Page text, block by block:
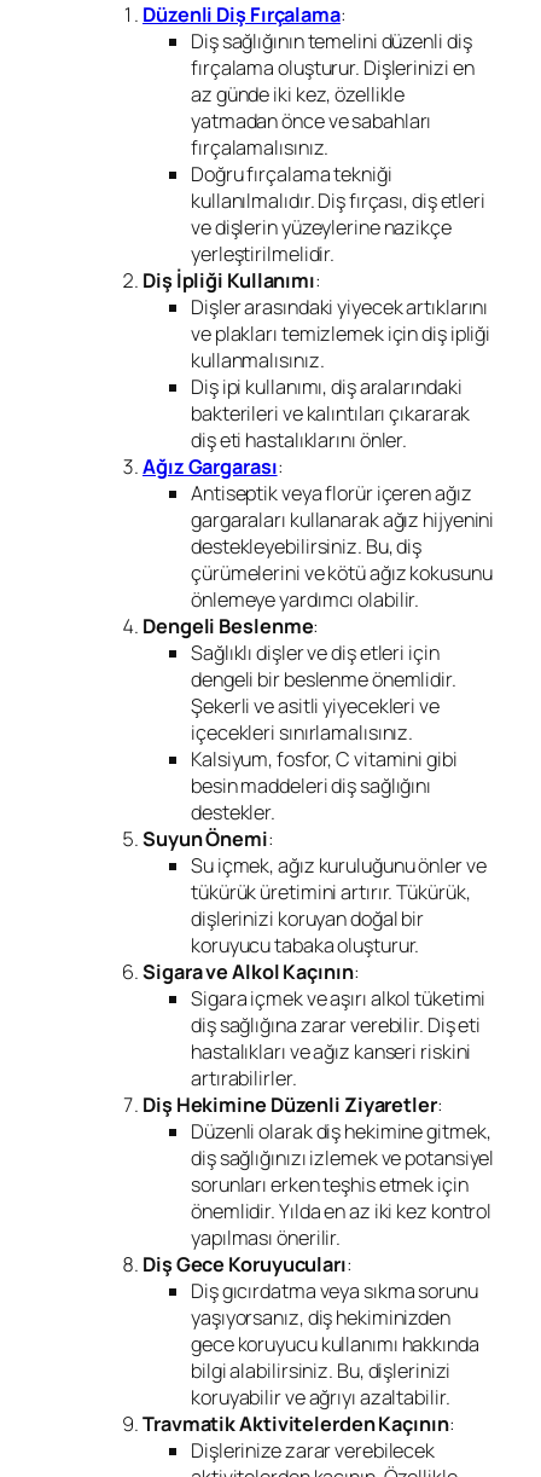
Düzenli Diş Fırçalama:
Diş sağlığının temelini düzenli diş
fırçalama oluşturur. Dişlerinizi en
az günde iki kez, özellikle
yatmadan önce ve sabahları
fırçalamalısınız.
Doğru fırçalama tekniği
kullanılmalıdır. Diş fırçası, diş etleri
ve dişlerin yüzeylerine nazikçe
yerleştirilmelidir.
Diş İpliği Kullanımı:
Dişler arasındaki yiyecek artıklarını
ve plakları temizlemek için diş ipliği
kullanmalısınız.
Diş ipi kullanımı, diş aralarındaki
bakterileri ve kalıntıları çıkararak
diş eti hastalıklarını önler.
Ağız Gargarası:
Antiseptik veya florür içeren ağız
gargaraları kullanarak ağız hijyenini
destekleyebilirsiniz. Bu, diş
çürümelerini ve kötü ağız kokusunu
önlemeye yardımcı olabilir.
Dengeli Beslenme:
Sağlıklı dişler ve diş etleri için
dengeli bir beslenme önemlidir.
Şekerli ve asitli yiyecekleri ve
içecekleri sınırlamalısınız.
Kalsiyum, fosfor, C vitamini gibi
besin maddeleri diş sağlığını
destekler.
Suyun Önemi:
Su içmek, ağız kuruluğunu önler ve
tükürük üretimini artırır. Tükürük,
dişlerinizi koruyan doğal bir
koruyucu tabaka oluşturur.
Sigara ve Alkol Kaçının:
Sigara içmek ve aşırı alkol tüketimi
diş sağlığına zarar verebilir. Diş eti
hastalıkları ve ağız kanseri riskini
artırabilirler.
Diş Hekimine Düzenli Ziyaretler:
Düzenli olarak diş hekimine gitmek,
diş sağlığınızı izlemek ve potansiyel
sorunları erken teşhis etmek için
önemlidir. Yılda en az iki kez kontrol
yapılması önerilir.
Diş Gece Koruyucuları:
Diş gıcırdatma veya sıkma sorunu
yaşıyorsanız, diş hekiminizden
gece koruyucu kullanımı hakkında
bilgi alabilirsiniz. Bu, dişlerinizi
koruyabilir ve ağrıyı azaltabilir.
Travmatik Aktivitelerden Kaçının:
Dişlerinize zarar verebilecek